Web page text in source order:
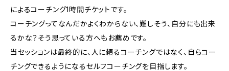
によるコーチング1時間チケットです。
コーチングってなんだかよくわからない、難しそう、自分にも出来
るかな？そう思っている方へもお薦めです。
当セッションは最終的に、人に頼るコーチングではなく、自らコー
チングできるようになるセルフコーチングを目指します。